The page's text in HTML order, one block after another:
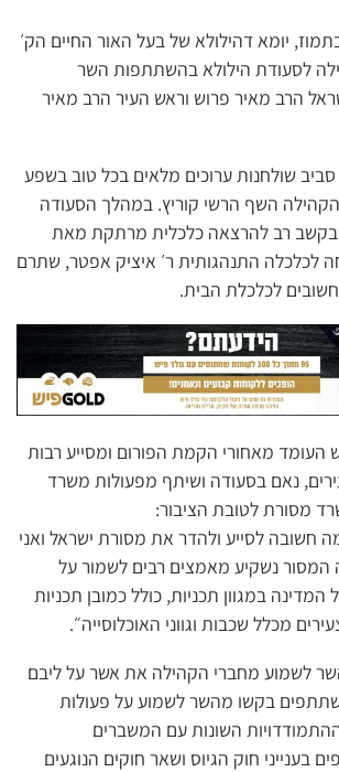
יומא דהילולא של בעל האור החיים הק׳
לסעודת הילולא בהשתתפות השר
הרב מאיר פרוש וראש העיר הרב מאיר
שולחנות ערוכים מלאים בכל טוב בשפע
הקהילה השף הרשי קוריץ. במהלך הסעודה
בקשב רב להרצאה כלכלית מרתקת מאת
לכלכלה התנהגותית ר׳ איציק אפטר, שתרם
חשובים לכלכלת הבית.
העומד מאחורי הקמת הפורום ומסייע רבות
נאם בסעודה ושיתף מפעולות משרד
מסורת לטובת הציבור:
חשובה לסייע ולהדר את מסורת ישראל ואני
המסור נשקיע מאמצים רבים לשמור על
במגוון תכניות, כולל כמובן תכניות
מכלל שכבות וגווני האוכלוסייה״.
לשמוע מחברי הקהילה את אשר על ליבם
בקשו מהשר לשמוע על פעולות
השונות עם המשברים
בענייני חוק הגיוס ושאר חוקים הנוגעים